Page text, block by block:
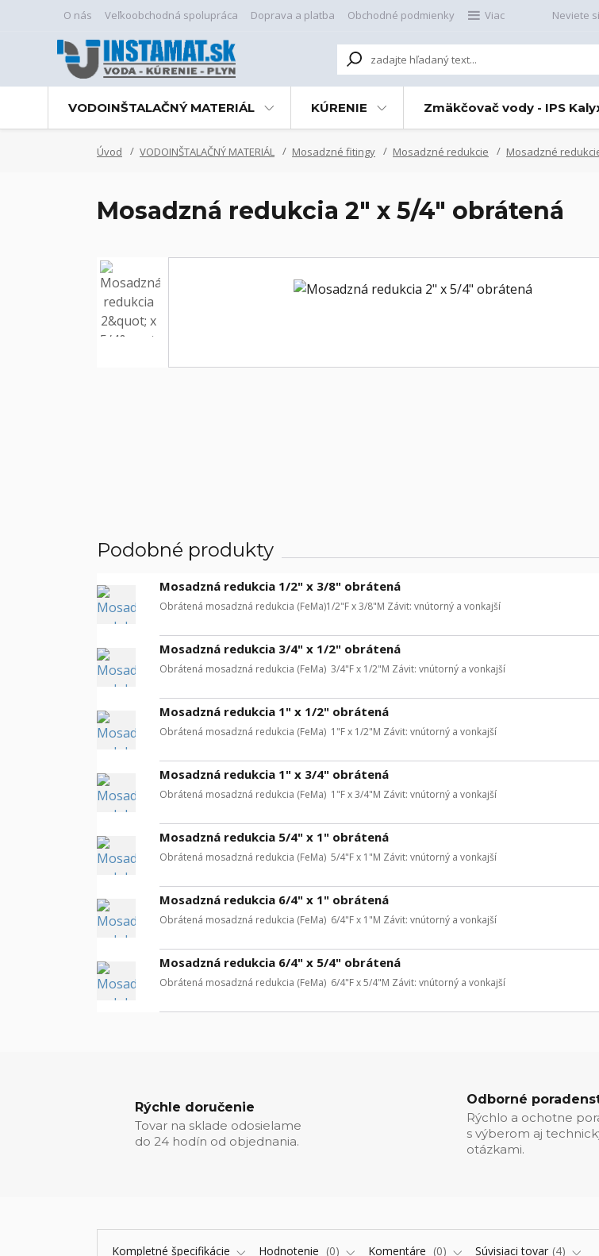
O nás Veľkoobchodná spolupráca Doprava a platba Obchodné podmienky Viac Neviete
VODOINŠTALAČNÝ MATERIÁL KÚRENIE Zmäkčovač vody - IPS
Úvod VODOINŠTALAČNÝ MATERIÁL Mosadzné fitingy Mosadzné redukcie Mosadzné
Mosadzná redukcia 2" x 5/4" obrátená
Podobné produkty
Mosadzná redukcia 1/2" x 3/8" obrátená
Obrátená mosadzná redukcia (FeMa)1/2"F x 3/8"M Závit: vnútorný a vonkajší
Mosadzná redukcia 3/4" x 1/2" obrátená
Obrátená mosadzná redukcia (FeMa) 3/4"F x 1/2"M Závit: vnútorný a vonkajší
Mosadzná redukcia 1" x 1/2" obrátená
Obrátená mosadzná redukcia (FeMa) 1"F x 1/2"M Závit: vnútorný a vonkajší
Mosadzná redukcia 1" x 3/4" obrátená
Obrátená mosadzná redukcia (FeMa) 1"F x 3/4"M Závit: vnútorný a vonkajší
Mosadzná redukcia 5/4" x 1" obrátená
Obrátená mosadzná redukcia (FeMa) 5/4"F x 1"M Závit: vnútorný a vonkajší
Mosadzná redukcia 6/4" x 1" obrátená
Obrátená mosadzná redukcia (FeMa) 6/4"F x 1"M Závit: vnútorný a vonkajší
Mosadzná redukcia 6/4" x 5/4" obrátená
Obrátená mosadzná redukcia (FeMa) 6/4"F x 5/4"M Závit: vnútorný a vonkajší
Rýchle doručenie
Tovar na sklade odosielame
do 24 hodín od objednania.
Odborné
Rýchlo a ochotne
s výberom aj
otázkami.
Kompletné špecifikácie Hodnotenie 0 Komentáre 0 Súvisiaci tovar 4